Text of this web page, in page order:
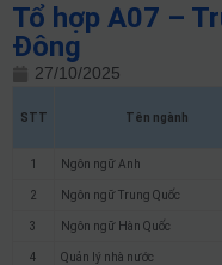
Tổ hợp A07 –
Đông
27/10/2025
STT Tên ngành
1 Ngôn ngữ Anh
2 Ngôn ngữ Trung Quốc
3 Ngôn ngữ Hàn Quốc
4 Quản lý nhà nước